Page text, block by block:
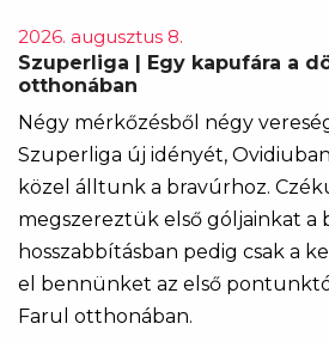
2026. augusztus 8.
Szuperliga | Egy kapufára a
otthonában
Négy mérkőzésből négy
Szuperliga új idényét,
közel álltunk a bravúrhoz.
megszereztük első góljainkat a
hosszabbításban pedig csak a
el bennünket az első
Farul otthonában.